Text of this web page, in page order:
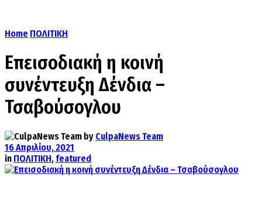
Home ΠΟΛΙΤΙΚΗ
Επεισοδιακή η κοινή
συνέντευξη Δένδια –
Τσαβούσογλου
by CulpaNews Team
16 Απριλίου, 2021
in ΠΟΛΙΤΙΚΗ, featured